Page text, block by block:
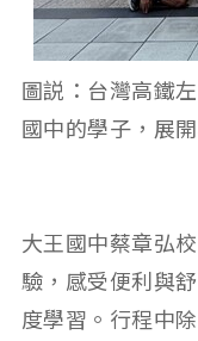
圖説：台灣高鐵
國中的學子，展
大王國中蔡章弘
驗，感受便利與
度學習。行程中